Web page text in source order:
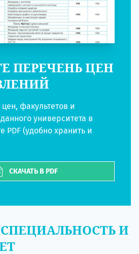
ПЕРЕЧЕНЬ ЦЕН
факультетов и
университета в
PDF (удобно хранить и
СКАЧАТЬ В PDF
И